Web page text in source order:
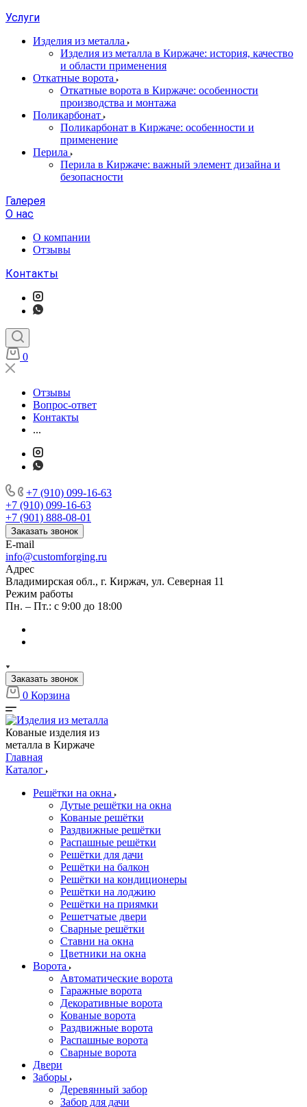
Услуги
Изделия из металла
Изделия из металла в Киржаче: история, качество
и области применения
Откатные ворота
Откатные ворота в Киржаче: особенности
производства и монтажа
Поликарбонат
Поликарбонат в Киржаче: особенности и
применение
Перила
Перила в Киржаче: важный элемент дизайна и
безопасности
Галерея
О нас
О компании
Отзывы
Контакты
0
Отзывы
Вопрос-ответ
Контакты
...
+7 (910) 099-16-63
+7 (910) 099-16-63
+7 (901) 888-08-01
Заказать звонок
E-mail
info@customforging.ru
Адрес
Владимирская обл., г. Киржач, ул. Северная 11
Режим работы
Пн. – Пт.: с 9:00 до 18:00
Заказать звонок
0 Корзина
Кованые изделия из
металла в Киржаче
Главная
Каталог
Решётки на окна
Дутые решётки на окна
Кованые решётки
Раздвижные решётки
Распашные решётки
Решётки для дачи
Решётки на балкон
Решётки на кондиционеры
Решётки на лоджию
Решётки на приямки
Решетчатые двери
Сварные решётки
Ставни на окна
Цветники на окна
Ворота
Автоматические ворота
Гаражные ворота
Декоративные ворота
Кованые ворота
Раздвижные ворота
Распашные ворота
Сварные ворота
Двери
Заборы
Деревянный забор
Забор для дачи